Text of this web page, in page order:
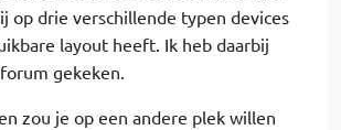
op drie verschillende typen devices
layout heeft. Ik heb daarbij
gekeken.
zou je op een andere plek willen